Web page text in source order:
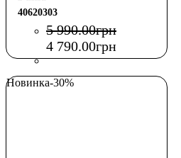
40620303
5 990.00грн
4 790.00грн
Новинка-30%